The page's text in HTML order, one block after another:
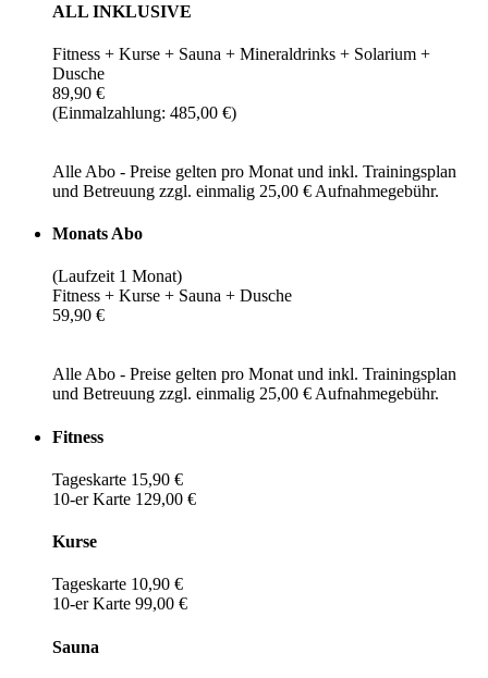
ALL INKLUSIVE
Fitness + Kurse + Sauna + Mineraldrinks + Solarium +
Dusche
89,90 €
(Einmalzahlung: 485,00 €)
Alle Abo - Preise gelten pro Monat und inkl. Trainingsplan
und Betreuung zzgl. einmalig 25,00 € Aufnahmegebühr.
Monats Abo
(Laufzeit 1 Monat)
Fitness + Kurse + Sauna + Dusche
59,90 €
Alle Abo - Preise gelten pro Monat und inkl. Trainingsplan
und Betreuung zzgl. einmalig 25,00 € Aufnahmegebühr.
Fitness
Tageskarte 15,90 €
10-er Karte 129,00 €
Kurse
Tageskarte 10,90 €
10-er Karte 99,00 €
Sauna